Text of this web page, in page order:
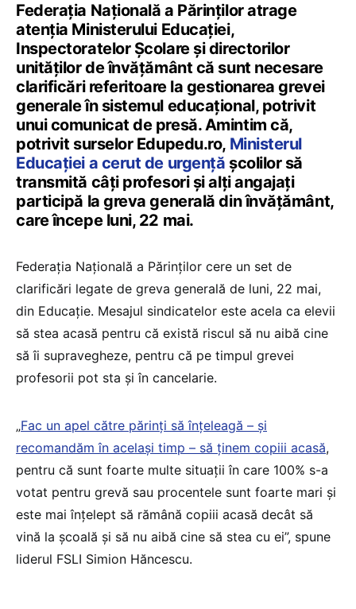
Federația Națională a Părinților atrage
atenția Ministerului Educației,
Inspectoratelor Școlare și directorilor
unităților de învățământ că sunt necesare
clarificări referitoare la gestionarea grevei
generale în sistemul educațional, potrivit
unui comunicat de presă. Amintim că,
potrivit surselor Edupedu.ro, Ministerul
Educației a cerut de urgență școlilor să
transmită câți profesori și alți angajați
participă la greva generală din învățământ,
care începe luni, 22 mai.
Federația Națională a Părinților cere un set de
clarificări legate de greva generală de luni, 22 mai,
din Educație. Mesajul sindicatelor este acela ca elevii
să stea acasă pentru că există riscul să nu aibă cine
să îi supravegheze, pentru că pe timpul grevei
profesorii pot sta și în cancelarie.
„Fac un apel către părinți să înțeleagă – și
recomandăm în același timp – să ținem copiii acasă,
pentru că sunt foarte multe situații în care 100% s-a
votat pentru grevă sau procentele sunt foarte mari și
este mai înțelept să rămână copiii acasă decât să
vină la școală și să nu aibă cine să stea cu ei”, spune
liderul FSLI Simion Hăncescu.